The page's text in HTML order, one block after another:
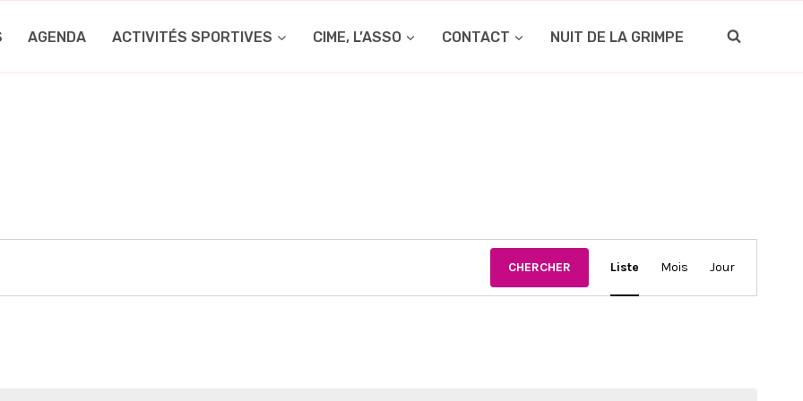
AGENDA ACTIVITÉS SPORTIVES CIME, L’ASSO CONTACT NUIT DE LA GRIMPE
CHERCHER
NAVIGATION
Liste Mois Jour